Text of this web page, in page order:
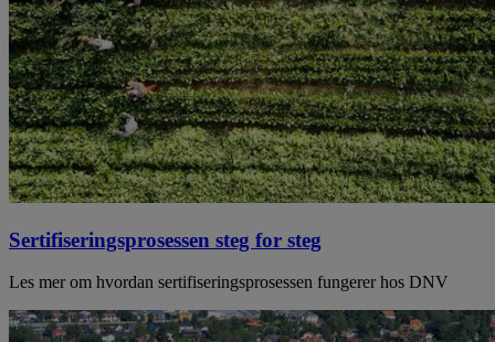
Sertifiseringsprosessen steg for steg
Les mer om hvordan sertifiseringsprosessen fungerer hos DNV